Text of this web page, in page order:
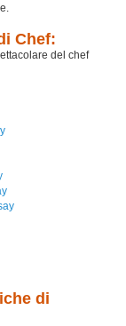
Chef:
del chef
di